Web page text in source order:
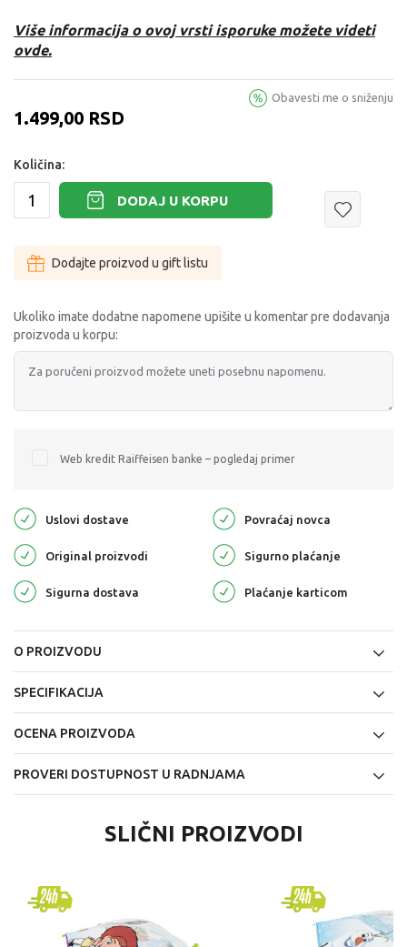
Više informacija o ovoj vrsti isporuke možete videti
ovde.
1.499,00 RSD
Obavesti me o sniženju
Količina:
DODAJ U KORPU
Dodajte proizvod u gift listu
Ukoliko imate dodatne napomene upišite u komentar pre dodavanja
proizvoda u korpu:
Web kredit Raiffeisen banke – pogledaj primer
Uslovi dostave Povraćaj novca
Original proizvodi Sigurno plaćanje
Sigurna dostava Plaćanje karticom
O PROIZVODU
SPECIFIKACIJA
OCENA PROIZVODA
PROVERI DOSTUPNOST U RADNJAMA
SLIČNI PROIZVODI